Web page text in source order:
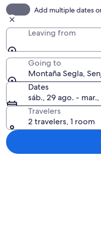
Add multiple dates
Leaving from
Going to
Montaña Segla,
Dates
sáb., 29 ago. - mar.,
Travelers
2 travelers, 1 room